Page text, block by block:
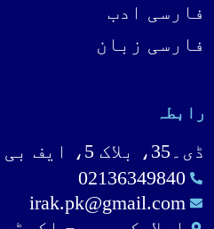
فارسی ادب
فارسی زبان
رابطہ
ڈی۔35، بلاک 5، ایف بی ایریا، کراچی
02136349840
irak.pk@gmail.com